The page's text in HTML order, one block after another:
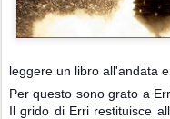
leggere un libro all'andata
Per questo sono grato a
Il grido di Erri restituisce